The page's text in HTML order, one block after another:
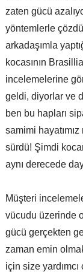
zaten gücü
yöntemlerle
arkadaşımla
kocasının
incelemelerine
geldi, diyorlar ve
ben bu hapları
samimi
sürdü! Şimdi
aynı derecede
Müşteri
vücudu üzerinde
gücü gerçekten
zaman emin
için size yardımcı